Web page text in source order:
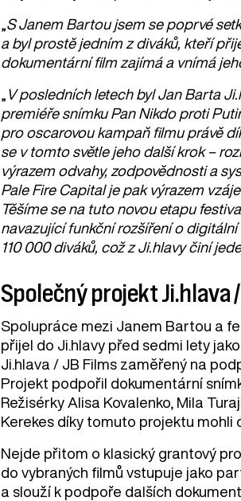
S Janem Bartou jsem se poprvé
a byl prostě jedním z diváků, kteří
dokumentární film zajímá a vnímá
V posledních letech byl Jan Barta
premiéře snímku Pan Nikdo proti
pro oscarovou kampaň filmu právě
se v tomto světle jeho další krok –
výrazem odvahy, zodpovědnosti a
Pale Fire Capital je pak výrazem
Těšíme se na tuto novou etapu
navazující funkční rozšíření o
110 000 diváků, což z Ji.hlavy činí
Společný projekt Ji.hlava
Spolupráce mezi Janem Bartou a
přijel do Ji.hlavy před sedmi lety
Ji.hlava / JB Films zaměřený na
Projekt podpořil dokumentární
Režisérky Alisa Kovalenko, Mila
Kerekes díky tomuto projektu mohli
Nejde přitom o klasický grantový
do vybraných filmů vstupuje jako
a slouží k podpoře dalších